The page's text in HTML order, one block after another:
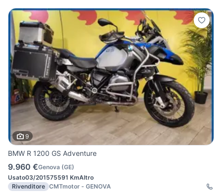
9
BMW R 1200 GS Adventure
9.960 €Genova (GE)
Usato03/201575591 KmAltro
Rivenditore CMTmotor - GENOVA